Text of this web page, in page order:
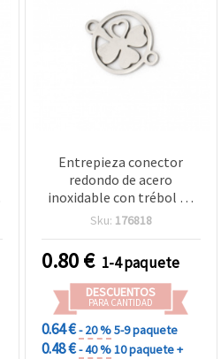
Entrepieza conector
redondo de acero
inoxidable con trébol de
cuatro hojas y corazón,
mm, agujero 1,5 mm – 2
uds, para bisutería y
manualidades
Sku: 176818
0.80€ 1-4 paquete
DESCUENTOS
PARA CANTIDAD
0.64 €- 20 %5-9 paquete
0.48 €- 40 %10 paquete +